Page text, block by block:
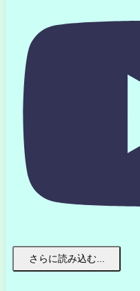
さらに読み込む...